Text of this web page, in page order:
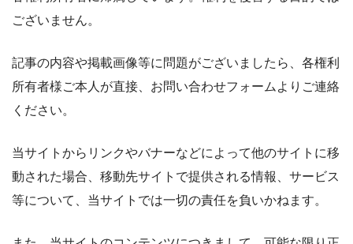
ございません。
記事の内容や掲載画像等に問題がございましたら、各権利
所有者様ご本人が直接、お問い合わせフォームよりご連絡
ください。
当サイトからリンクやバナーなどによって他のサイトに移
動された場合、移動先サイトで提供される情報、サービス
等について、当サイトでは一切の責任を負いかねます。